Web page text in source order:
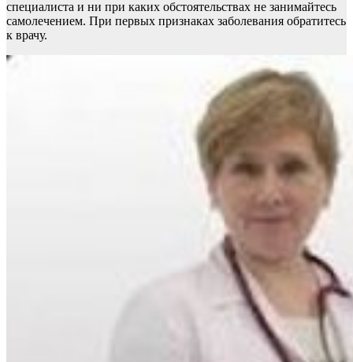
специалиста и ни при каких обстоятельствах не занимайтесь
самолечением. При первых признаках заболевания обратитесь
к врачу.